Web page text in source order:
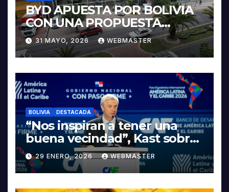
BYD APUESTA POR BOLIVIA
CON UNA PROPUESTA
INTEGRAL PARA IMPULSAR
LA ELECTROMOVILIDAD Y LA
INDUSTRIALIZACIÓN DEL
LITIO
31 MAYO, 2026 WEBMASTER
BOLIVIA DESTACADA
“Nos inspiran a tener una
buena vecindad”, Kast sobre
discurso del presidente
Rodrigo Paz
29 ENERO, 2026 WEBMASTER